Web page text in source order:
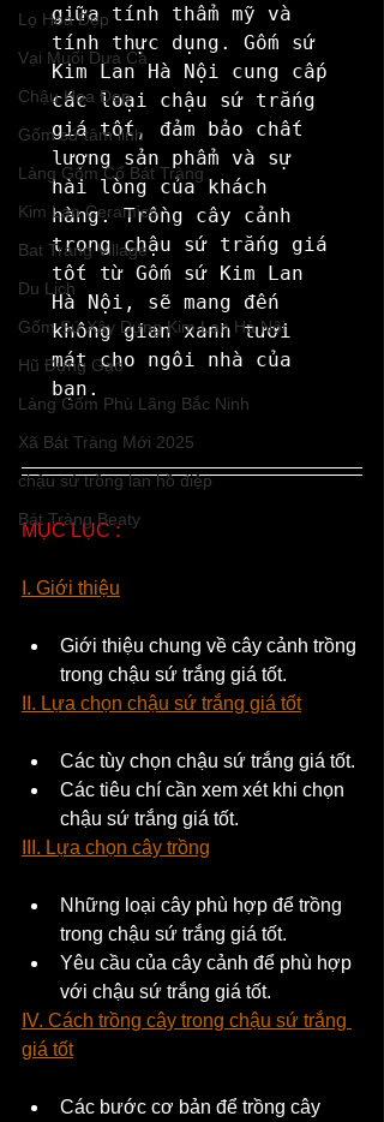
Lọ Hoa Đẹp
Vại Muối Dưa Cà
Chậu Hoa Đẹp
Gốm sứ tâm linh
Làng Gốm Cổ Bát Tràng
Kim Lan Ceramics
Bat Trang Village
Du Lịch
Gốm Sứ Xây Dựng Kim Lan Hà Nội
Hũ Đựng Gạo
Làng Gốm Phù Lãng Bắc Ninh
Xã Bát Tràng Mới 2025
chậu sứ trồng lan hồ điệp
Bát Tràng Beaty
giữa tính thẩm mỹ và
tính thực dụng. Gốm sứ
Kim Lan Hà Nội cung cấp
các loại chậu sứ trắng
giá tốt, đảm bảo chất
lượng sản phẩm và sự
hài lòng của khách
hàng. Trồng cây cảnh
trong chậu sứ trắng giá
tốt từ Gốm sứ Kim Lan
Hà Nội, sẽ mang đến
không gian xanh tươi
mát cho ngôi nhà của
bạn.
MỤC LỤC :
I. Giới thiệu
Giới thiệu chung về cây cảnh trồng
trong chậu sứ trắng giá tốt.
II. Lựa chọn chậu sứ trắng giá tốt
Các tùy chọn chậu sứ trắng giá tốt.
Các tiêu chí cần xem xét khi chọn
chậu sứ trắng giá tốt.
III. Lựa chọn cây trồng
Những loại cây phù hợp để trồng
trong chậu sứ trắng giá tốt.
Yêu cầu của cây cảnh để phù hợp
với chậu sứ trắng giá tốt.
IV. Cách trồng cây trong chậu sứ trắng
giá tốt
Các bước cơ bản để trồng cây